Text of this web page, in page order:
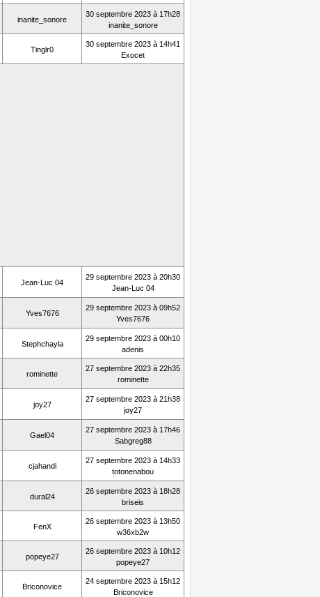
inanite_sonore
30 septembre 2023 à 17h28
inanite_sonore
Tinglr0
30 septembre 2023 à 14h41
Exocet
Jean-Luc 04
29 septembre 2023 à 20h30
Jean-Luc 04
Yves7676
29 septembre 2023 à 09h52
Yves7676
Stephchayla
29 septembre 2023 à 00h10
adenis
rominette
27 septembre 2023 à 22h35
rominette
joy27
27 septembre 2023 à 21h38
joy27
Gael04
27 septembre 2023 à 17h46
Sabgreg88
cjahandi
27 septembre 2023 à 14h33
totonenabou
dural24
26 septembre 2023 à 18h28
briseis
FenX
26 septembre 2023 à 13h50
w36xb2w
popeye27
26 septembre 2023 à 10h12
popeye27
Briconovice
24 septembre 2023 à 15h12
Briconovice